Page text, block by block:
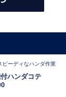
ピーディなハンダ作業
ハンダコテ